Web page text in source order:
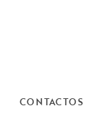
CONTACTOS